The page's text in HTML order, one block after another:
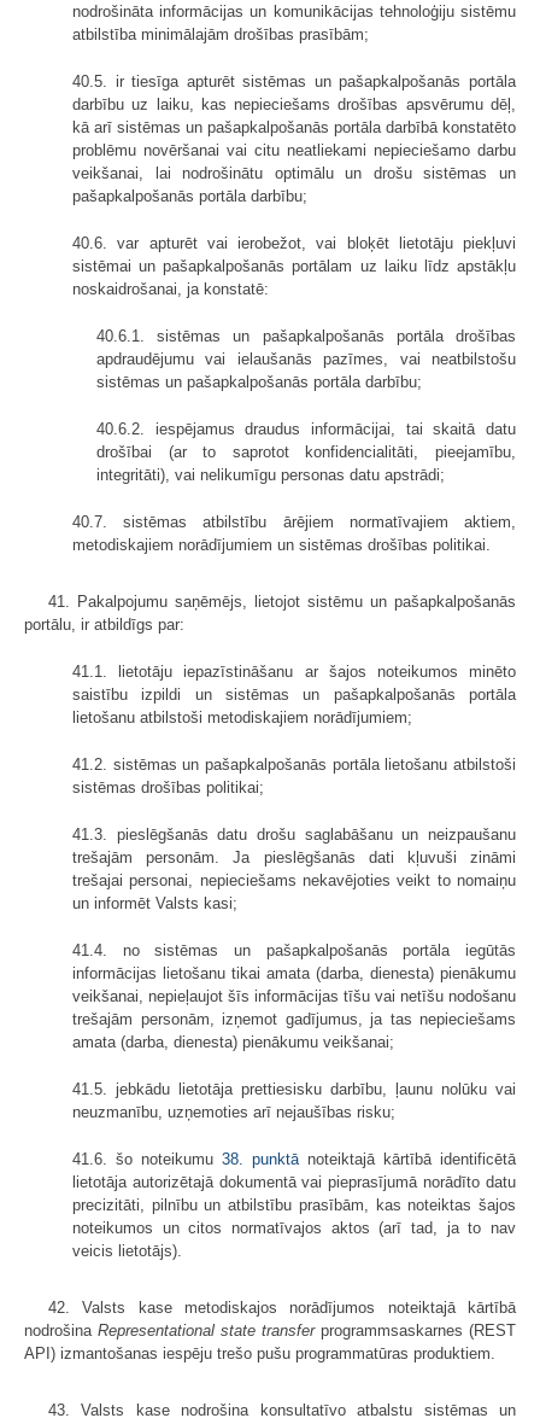
nodrošināta informācijas un komunikācijas tehnoloģiju sistēmu
atbilstība minimālajām drošības prasībām;
40.5. ir tiesīga apturēt sistēmas un pašapkalpošanās portāla
darbību uz laiku, kas nepieciešams drošības apsvērumu dēļ,
kā arī sistēmas un pašapkalpošanās portāla darbībā konstatēto
problēmu novēršanai vai citu neatliekami nepieciešamo darbu
veikšanai, lai nodrošinātu optimālu un drošu sistēmas un
pašapkalpošanās portāla darbību;
40.6. var apturēt vai ierobežot, vai bloķēt lietotāju piekļuvi
sistēmai un pašapkalpošanās portālam uz laiku līdz apstākļu
noskaidrošanai, ja konstatē:
40.6.1. sistēmas un pašapkalpošanās portāla drošības
apdraudējumu vai ielaušanās pazīmes, vai neatbilstošu
sistēmas un pašapkalpošanās portāla darbību;
40.6.2. iespējamus draudus informācijai, tai skaitā datu
drošībai (ar to saprotot konfidencialitāti, pieejamību,
integritāti), vai nelikumīgu personas datu apstrādi;
40.7. sistēmas atbilstību ārējiem normatīvajiem aktiem,
metodiskajiem norādījumiem un sistēmas drošības politikai.
41. Pakalpojumu saņēmējs, lietojot sistēmu un pašapkalpošanās
portālu, ir atbildīgs par:
41.1. lietotāju iepazīstināšanu ar šajos noteikumos minēto
saistību izpildi un sistēmas un pašapkalpošanās portāla
lietošanu atbilstoši metodiskajiem norādījumiem;
41.2. sistēmas un pašapkalpošanās portāla lietošanu atbilstoši
sistēmas drošības politikai;
41.3. pieslēgšanās datu drošu saglabāšanu un neizpaušanu
trešajām personām. Ja pieslēgšanās dati kļuvuši zināmi
trešajai personai, nepieciešams nekavējoties veikt to nomaiņu
un informēt Valsts kasi;
41.4. no sistēmas un pašapkalpošanās portāla iegūtās
informācijas lietošanu tikai amata (darba, dienesta) pienākumu
veikšanai, nepieļaujot šīs informācijas tīšu vai netīšu nodošanu
trešajām personām, izņemot gadījumus, ja tas nepieciešams
amata (darba, dienesta) pienākumu veikšanai;
41.5. jebkādu lietotāja prettiesisku darbību, ļaunu nolūku vai
neuzmanību, uzņemoties arī nejaušības risku;
41.6. šo noteikumu 38. punktānoteiktajā kārtībā identificētā
lietotāja autorizētajā dokumentā vai pieprasījumā norādīto datu
precizitāti, pilnību un atbilstību prasībām, kas noteiktas šajos
noteikumos un citos normatīvajos aktos (arī tad, ja to nav
veicis lietotājs).
42. Valsts kase metodiskajos norādījumos noteiktajā kārtībā
nodrošina Representational state transferprogrammsaskarnes (REST
API) izmantošanas iespēju trešo pušu programmatūras produktiem.
43. Valsts kase nodrošina konsultatīvo atbalstu sistēmas un